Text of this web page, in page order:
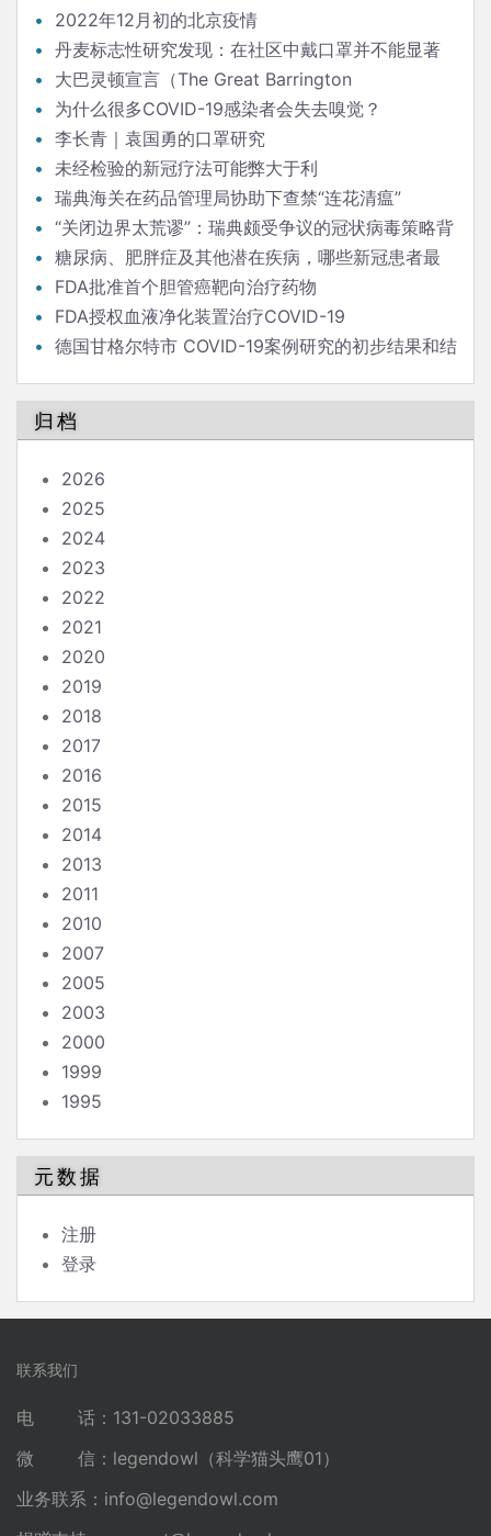
2022年12月初的北京疫情
丹麦标志性研究发现：在社区中戴口罩并不能显著
降低（新冠）感染率
大巴灵顿宣言（The Great Barrington
Declaration）
为什么很多COVID-19感染者会失去嗅觉？
李长青｜袁国勇的口罩研究
未经检验的新冠疗法可能弊大于利
瑞典海关在药品管理局协助下查禁“连花清瘟”
“关闭边界太荒谬”：瑞典颇受争议的冠状病毒策略背
后的流行病学家
糖尿病、肥胖症及其他潜在疾病，哪些新冠患者最
危险？
FDA批准首个胆管癌靶向治疗药物
FDA授权血液净化装置治疗COVID-19
德国甘格尔特市 COVID-19案例研究的初步结果和结
归档
2026
2025
2024
2023
2022
2021
2020
2019
2018
2017
2016
2015
2014
2013
2011
2010
2007
2005
2003
2000
1999
1995
元数据
注册
登录
联系我们
电 话：131-02033885
微 信：legendowl（科学猫头鹰01）
业务联系： info@legendowl.com